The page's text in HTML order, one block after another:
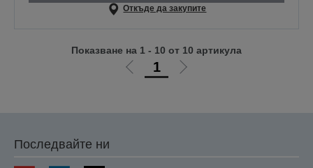
Откъде да закупите
Отиди
1
Отиди
Показване на 1 - 10 от 10 артикула
Последвайте ни